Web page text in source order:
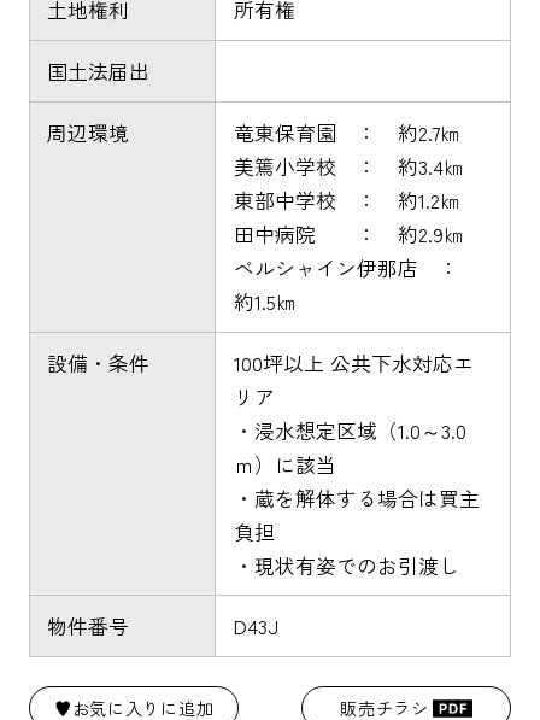
土地権利 所有権
国土法届出
周辺環境
竜東保育園 ： 約2.7㎞
美篶小学校 ： 約3.4㎞
東部中学校 ： 約1.2㎞
田中病院 ： 約2.9㎞
ベルシャイン伊那店 ：
約1.5㎞
設備・条件
100坪以上 公共下水対応エ
リア
・浸水想定区域（1.0～3.0
ｍ）に該当
・蔵を解体する場合は買主
負担
・現状有姿でのお引渡し
物件番号 D43J
♥お気に入りに追加 販売チラシ